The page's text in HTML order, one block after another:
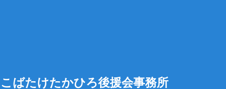
こばたけたかひろ後援会事務所